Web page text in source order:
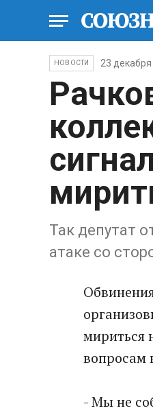
НОВОСТИ 23 декабря
Так депутат
атаке со
мириться
вопросам
- Мы не